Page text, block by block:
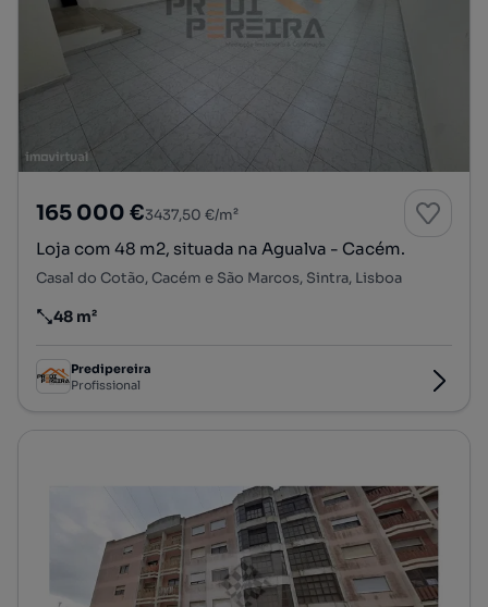
165 000 €3437,50 €/m²
Loja com 48 m2, situada na Agualva - Cacém.
Casal do Cotão, Cacém e São Marcos, Sintra, Lisboa
Preço por metro quadrado
48 m²
Predipereira
Profissional